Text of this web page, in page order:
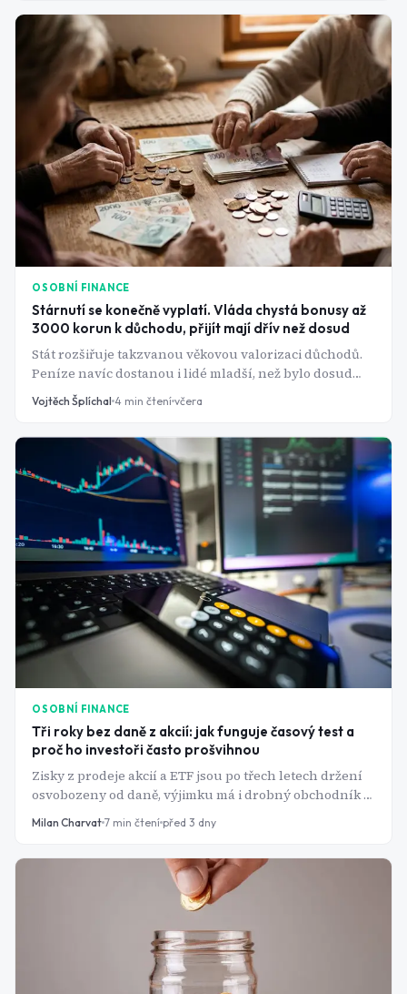
doplňkem portfolia.
OSOBNÍ FINANCE
Stárnutí se konečně vyplatí. Vláda chystá bonusy až
3000 korun k důchodu, přijít mají dřív než dosud
Stát rozšiřuje takzvanou věkovou valorizaci důchodů.
Peníze navíc dostanou i lidé mladší, než bylo dosud
potřeba, a někteří senioři navíc dostanou zpět peníze z
penzijka.
Vojtěch Šplíchal 4 min čtení včera
OSOBNÍ FINANCE
Tři roky bez daně z akcií: jak funguje časový test a
proč ho investoři často prošvihnou
Zisky z prodeje akcií a ETF jsou po třech letech držení
osvobozeny od daně, výjimku má i drobný obchodník s
háčků - dokoupení stejné akcie, navýšení jmenovité
osvobození zhatit i po letech držení.
Milan Charvat 7 min čtení před 3 dny